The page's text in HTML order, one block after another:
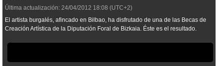
Última actualización: 24/04/2012 18:08 (UTC+2)
El artista burgalés, afincado en Bilbao, ha disfrutado de una de las Becas de
Creación Artística de la Diputación Foral de Bizkaia. Éste es el resultado.